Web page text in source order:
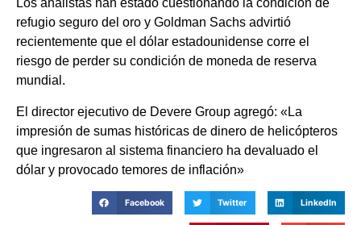
Los analistas han estado cuestionando la condición de
refugio seguro del oro y Goldman Sachs advirtió
recientemente que el dólar estadounidense corre el
riesgo de perder su condición de moneda de reserva
mundial.
El director ejecutivo de Devere Group agregó: «La
impresión de sumas históricas de dinero de helicópteros
que ingresaron al sistema financiero ha devaluado el
dólar y provocado temores de inflación»
Facebook Twitter LinkedIn